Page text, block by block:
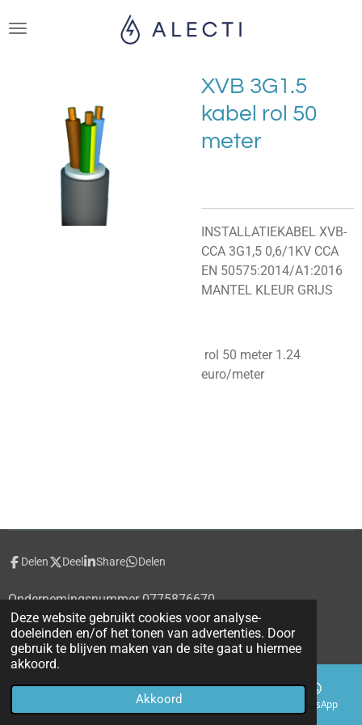
Deze website gebruikt cookies voor analyse-
doeleinden en/of het tonen van advertenties. Door
gebruik te blijven maken van de site gaat u hiermee
akkoord.
Akkoord
direct
XVB 3G1.5
kabel rol 50
meter
INSTALLATIEKABEL XVB-
CCA 3G1,5 0,6/1KV CCA
EN 50575:2014/A1:2016
MANTEL KLEUR GRIJS
rol 50 meter 1.24
euro/meter
Delen Deel Share Delen
Ondernemingsnummer 0775876670
© 2020 - 2026 alecti.be
Powered byJouwWeb
Telefoonnummer WhatsApp